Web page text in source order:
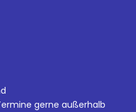
gerne außerhalb